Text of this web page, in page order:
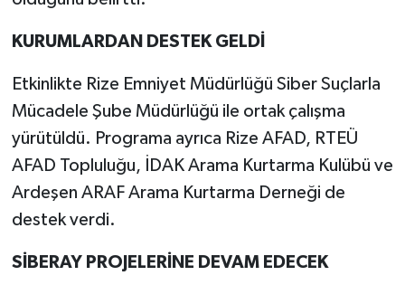
KURUMLARDAN DESTEK GELDİ
Etkinlikte Rize Emniyet Müdürlüğü Siber Suçlarla
Mücadele Şube Müdürlüğü ile ortak çalışma
yürütüldü. Programa ayrıca Rize AFAD, RTEÜ
AFAD Topluluğu, İDAK Arama Kurtarma Kulübü ve
Ardeşen ARAF Arama Kurtarma Derneği de
destek verdi.
SİBERAY PROJELERİNE DEVAM EDECEK